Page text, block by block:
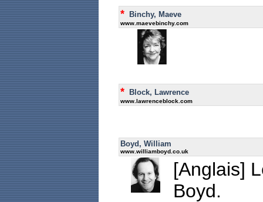
* Binchy, Maeve
www.maevebinchy.com
* Block, Lawrence
www.lawrenceblock.com
Boyd, William
www.williamboyd.co.uk
[Anglais]
Boyd.